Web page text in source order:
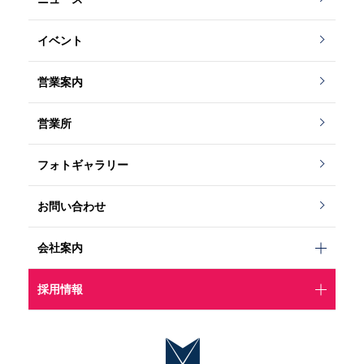
イベント
営業案内
営業所
フォトギャラリー
お問い合わせ
会社案内
採用情報